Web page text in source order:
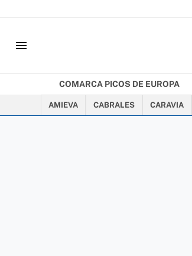
menu
COMARCA PICOS DE EUROPA
AMIEVA CABRALES CARAVIA